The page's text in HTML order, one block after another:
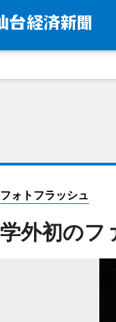
フォトフラッシュ
学外初のフ